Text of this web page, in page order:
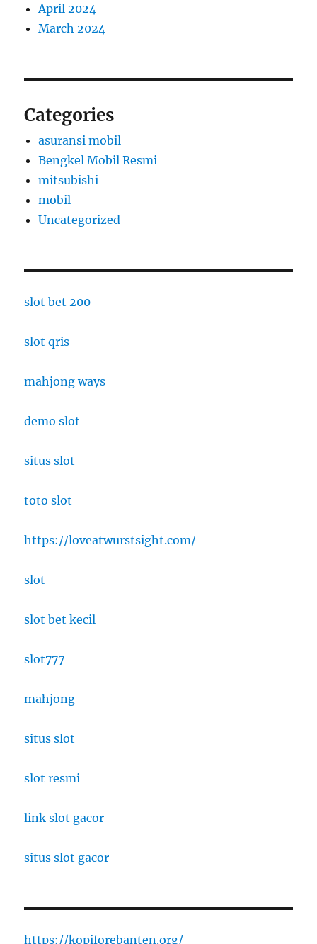
April 2024
March 2024
Categories
asuransi mobil
Bengkel Mobil Resmi
mitsubishi
mobil
Uncategorized
slot bet 200
slot qris
mahjong ways
demo slot
situs slot
toto slot
https://loveatwurstsight.com/
slot
slot bet kecil
slot777
mahjong
situs slot
slot resmi
link slot gacor
situs slot gacor
https://kopiforebanten.org/